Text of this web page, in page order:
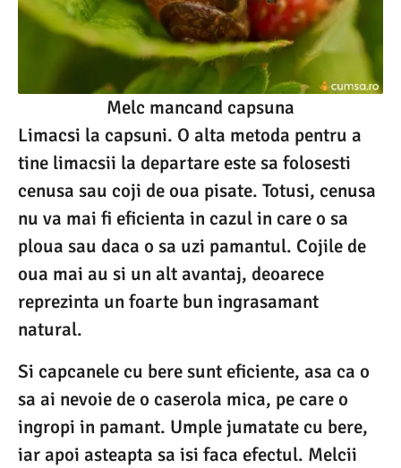
Melc mancand capsuna
Limacsi la capsuni. O alta metoda pentru a
tine limacsii la departare este sa folosesti
cenusa sau coji de oua pisate. Totusi, cenusa
nu va mai fi eficienta in cazul in care o sa
ploua sau daca o sa uzi pamantul. Cojile de
oua mai au si un alt avantaj, deoarece
reprezinta un foarte bun ingrasamant
natural.
Si capcanele cu bere sunt eficiente, asa ca o
sa ai nevoie de o caserola mica, pe care o
ingropi in pamant. Umple jumatate cu bere,
iar apoi asteapta sa isi faca efectul. Melcii